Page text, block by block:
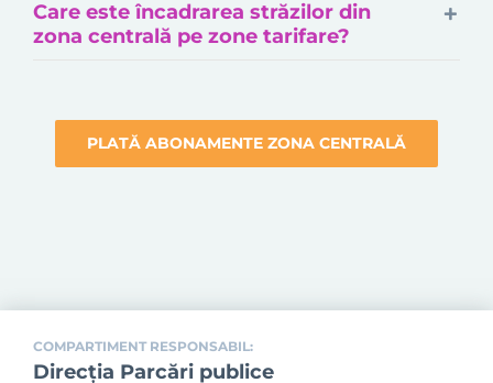
Care este încadrarea străzilor din
zona centrală pe zone tarifare?
PLATĂ ABONAMENTE ZONA CENTRALĂ
COMPARTIMENT RESPONSABIL:
Direcția Parcări publice